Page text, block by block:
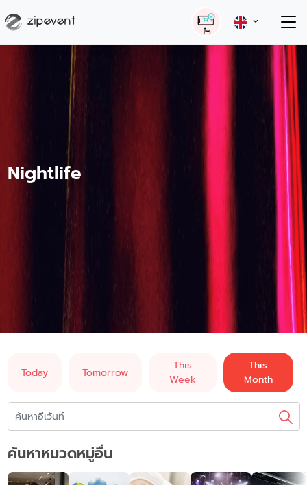
Nightlife
Today Tomorrow
This
Week
This
Month
ค้นหาหมวดหมู่อื่น